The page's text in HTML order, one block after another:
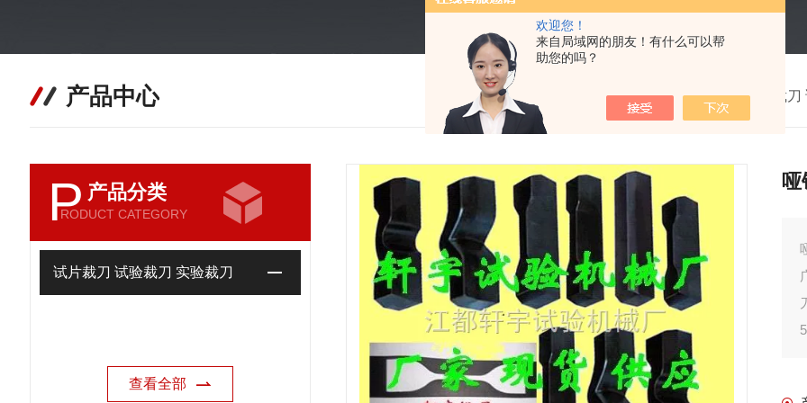
欢迎您！
来自局域网的朋友！有什么可以帮
助您的吗？
产品中心 首页>产品中心> >试片裁刀
P 产品分类
RODUCT CATEGORY
试片裁刀 试验裁刀 实验裁刀
查看全部
哑